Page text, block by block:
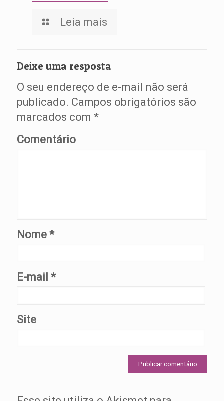
Leia mais
Deixe uma resposta
O seu endereço de e-mail não será
publicado. Campos obrigatórios são
marcados com *
Comentário
Nome *
E-mail *
Site